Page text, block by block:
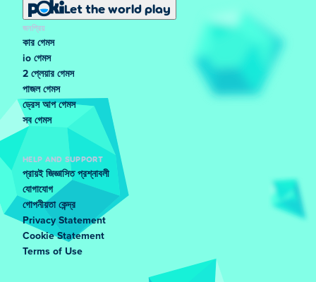
Let the world play
জনপ্রিয়
কার গেমস
io গেমস
2 প্লেয়ার গেমস
পাজল গেমস
ড্রেস আপ গেমস
সব গেমস
HELP AND SUPPORT
প্রায়ই জিজ্ঞাসিত প্রশ্নাবলী
যোগাযোগ
গোপনীয়তা কেন্দ্র
Privacy Statement
Cookie Statement
Terms of Use